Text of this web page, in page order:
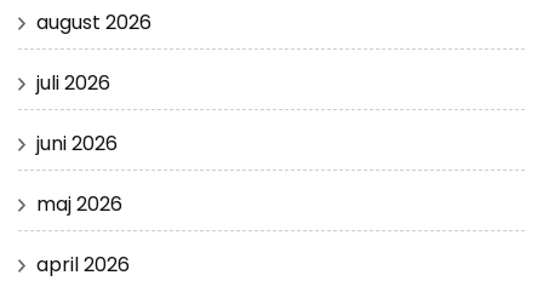
august 2026
juli 2026
juni 2026
maj 2026
april 2026